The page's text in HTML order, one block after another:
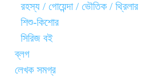
রহস্য / গোয়েন্দা / ভৌতিক / থ্রিলার
শিশু-কিশোর
সিরিজ বই
ব্লগ
লেখক সমগ্র